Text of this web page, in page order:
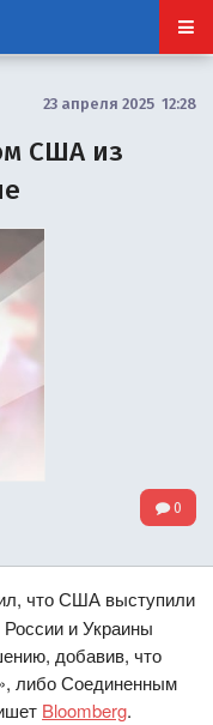
23 апреля 2025 12:28
США из
0
что США выступили
и Украины
добавив, что
либо Соединенным
Bloomberg.